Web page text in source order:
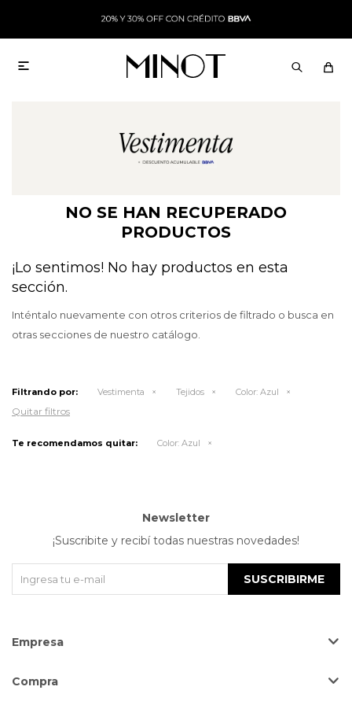

NO SE HAN RECUPERADO
PRODUCTOS
¡Lo sentimos! No hay productos en esta
sección.
Inténtalo nuevamente con otros criterios de filtrado o busca en
otras secciones de nuestro catálogo.
Filtrando por: Vestimenta Tejidos Color: Azul
Quitar filtros
Te recomendamos quitar: Color: Azul
Empresa
Compra
Newsletter
¡Suscribite y recibí todas nuestras novedades!
SUSCRIBIRME